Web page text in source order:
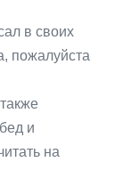
в своих
пожалуйста
и
на